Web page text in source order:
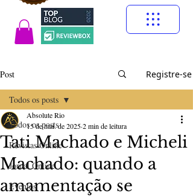
Post Registre-se
Todos os posts
Revistas Online
Jornal Online
Eventos
Todos os posts
Tati Machado e Micheli
Machado: quando a
amamentação se
Absolute Rio
15 de mai. de 20252 min de leitura